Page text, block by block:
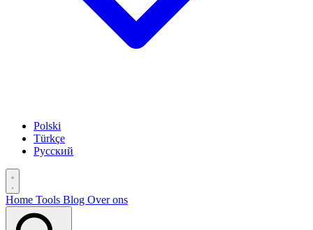
Polski
Türkçe
Русский
Home Tools Blog Over ons